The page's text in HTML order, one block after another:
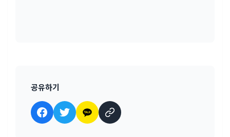
공유하기